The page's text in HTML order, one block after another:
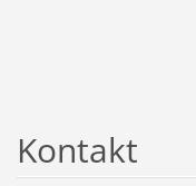
Kontakt